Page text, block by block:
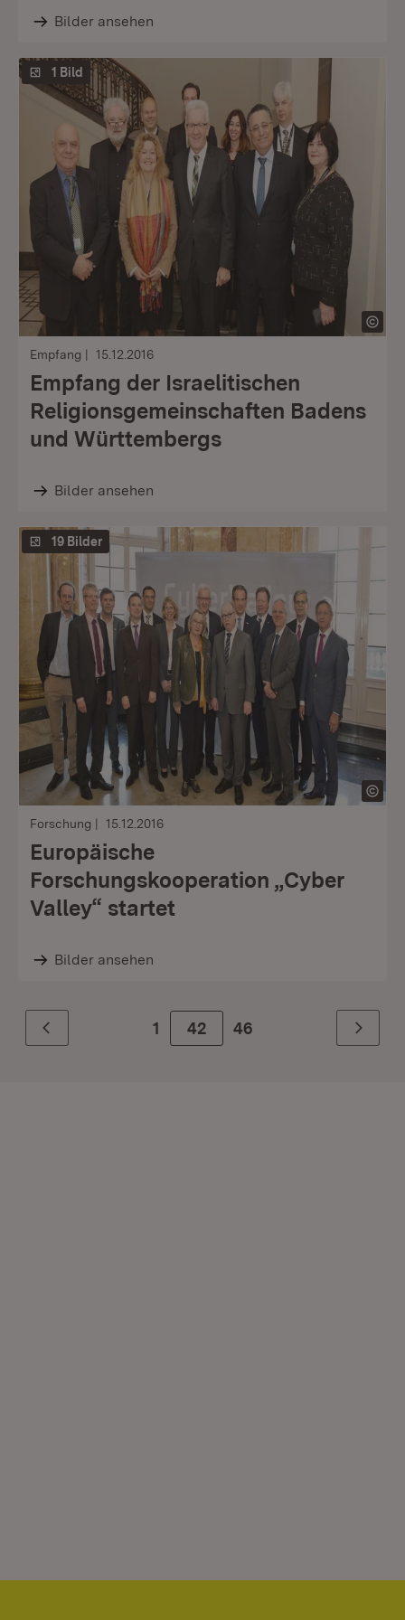
Bilder ansehen
1 Bild
Empfang 15.12.2016
Empfang der Israelitischen
Religionsgemeinschaften Badens
und Württembergs
Bilder ansehen
19 Bilder
Forschung 15.12.2016
Europäische
Forschungskooperation „Cyber
Valley“ startet
Bilder ansehen
Zurück 1 Zur Seite
42 46 Weiter